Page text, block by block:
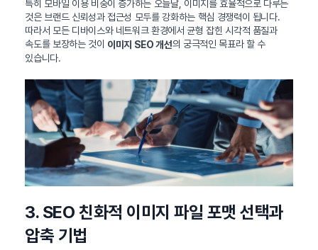
특히 모바일 이용 비중이 증가하는 오늘날, 이미지를 효율적으로 다루는
것은 브랜드 신뢰성과 접근성 모두를 강화하는 핵심 경쟁력이 됩니다.
따라서 모든 디바이스와 네트워크 환경에서 균형 잡힌 시각적 품질과
속도를 보장하는 것이 이미지 SEO 개선의 궁극적인 목표라 할 수
있습니다.
3. SEO 친화적 이미지 파일 포맷 선택과
압축 기법